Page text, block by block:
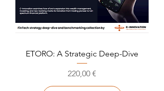
ETORO: A Strategic Deep-Dive
Prix
220,00 €